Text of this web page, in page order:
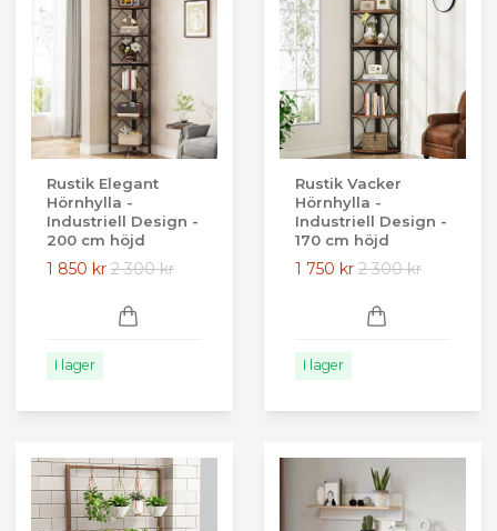
Rustik Elegant
Hörnhylla -
Industriell Design -
200 cm höjd
1 850 kr 2 300 kr
I lager
Rustik Vacker
Hörnhylla -
Industriell Design -
170 cm höjd
1 750 kr 2 300 kr
I lager